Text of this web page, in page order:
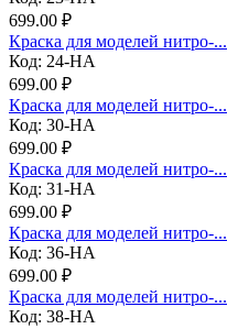
699.00 ₽
Краска для моделей нитро-...
Код: 24-НА
699.00 ₽
Краска для моделей нитро-...
Код: 30-НА
699.00 ₽
Краска для моделей нитро-...
Код: 31-НА
699.00 ₽
Краска для моделей нитро-...
Код: 36-НА
699.00 ₽
Краска для моделей нитро-...
Код: 38-НА